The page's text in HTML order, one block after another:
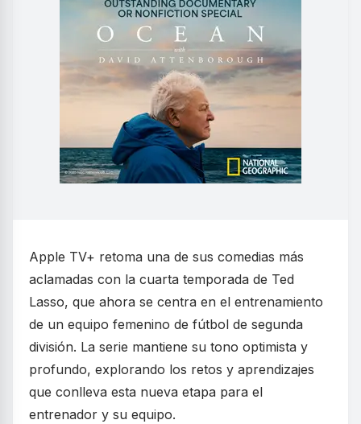
Apple TV+ retoma una de sus comedias más
aclamadas con la cuarta temporada de Ted
Lasso, que ahora se centra en el entrenamiento
de un equipo femenino de fútbol de segunda
división. La serie mantiene su tono optimista y
profundo, explorando los retos y aprendizajes
que conlleva esta nueva etapa para el
entrenador y su equipo.